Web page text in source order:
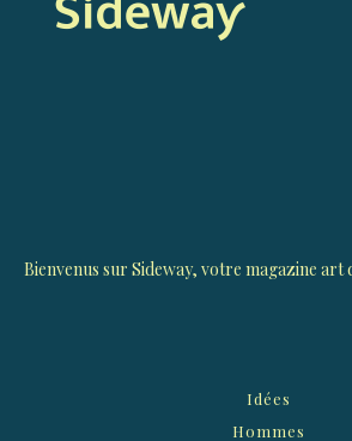
Bienvenus sur Sideway, votre magazine art
Idées
Hommes